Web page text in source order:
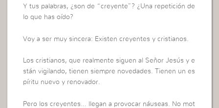
Y tus palabras, ¿son de “creyente”? ¿Una repetición de
lo que has oído?
Voy a ser muy sincera: Existen creyentes y cristianos.
Los cristianos, que realmente siguen al Señor Jesús y e
stán vigilando, tienen siempre novedades. Tienen un es
píritu nuevo y renovador.
Pero los creyentes… llegan a provocar náuseas. No mot